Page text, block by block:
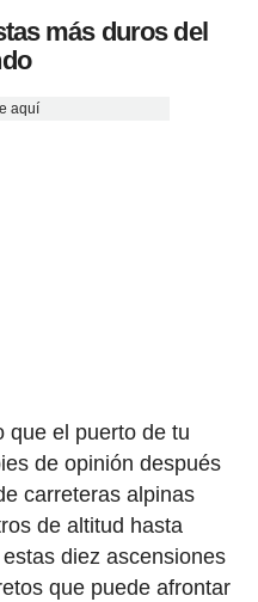
más duros del
aquí
que el puerto de tu
de opinión después
carreteras alpinas
de altitud hasta
diez ascensiones
que puede afrontar